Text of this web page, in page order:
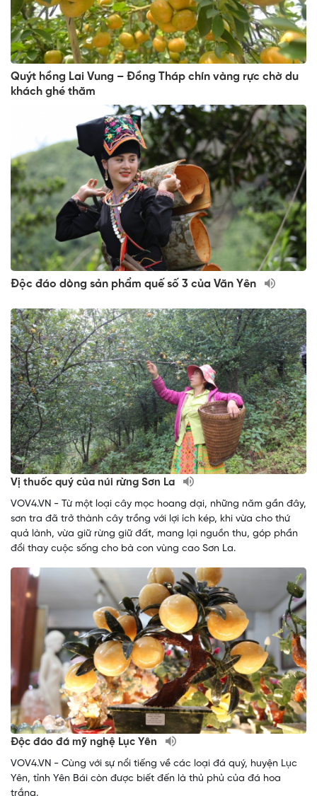
Quýt hồng Lai Vung – Đồng Tháp chín vàng rực chờ du
khách ghé thăm
Độc đáo dòng sản phẩm quế số 3 của Văn Yên
Vị thuốc quý của núi rừng Sơn La
VOV4.VN - Từ một loại cây mọc hoang dại, những năm gần đây,
sơn tra đã trở thành cây trồng với lợi ích kép, khi vừa cho thứ
quả lành, vừa giữ rừng giữ đất, mang lại nguồn thu, góp phần
đổi thay cuộc sống cho bà con vùng cao Sơn La.
Độc đáo đá mỹ nghệ Lục Yên
VOV4.VN - Cùng với sự nổi tiếng về các loại đá quý, huyện Lục
Yên, tỉnh Yên Bái còn được biết đến là thủ phủ của đá hoa
trắng.